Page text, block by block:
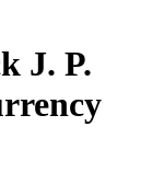
J. P.